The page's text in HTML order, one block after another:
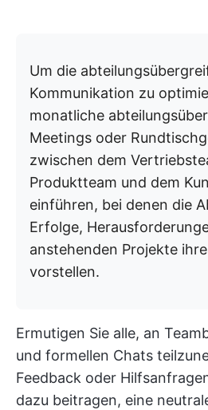
Um die
Kommunikation zu
monatliche
Meetings oder
zwischen dem
Produktteam und dem
einführen, bei denen die
Erfolge,
anstehenden Projekte
vorstellen.
Ermutigen Sie alle, an
und formellen Chats
Feedback oder
dazu beitragen, eine